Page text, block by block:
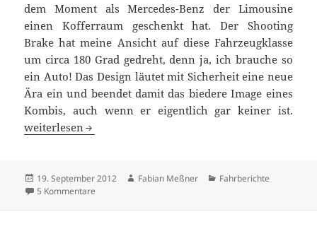
dem Moment als Mercedes-Benz der Limousine
einen Kofferraum geschenkt hat. Der Shooting
Brake hat meine Ansicht auf diese Fahrzeugklasse
um circa 180 Grad gedreht, denn ja, ich brauche so
ein Auto! Das Design läutet mit Sicherheit eine neue
Ära ein und beendet damit das biedere Image eines
Kombis, auch wenn er eigentlich gar keiner ist.
In den italienischen Weinbergen erfahren: Mercedes-
weiterlesen
Veröffentlicht
am
19. September 2012 Autor
Fabian Meßner Kategorien
Fahrberichte
5 Kommentare